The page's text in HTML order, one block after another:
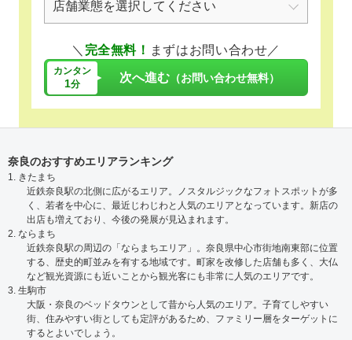
＼ 完全無料！ まずはお問い合わせ／
カンタン
1分 次へ進む （お問い合わせ無料）
奈良のおすすめエリアランキング
1. きたまち
近鉄奈良駅の北側に広がるエリア。ノスタルジックなフォトスポットが多
く、若者を中心に、最近じわじわと人気のエリアとなっています。新店の
出店も増えており、今後の発展が見込まれます。
2. ならまち
近鉄奈良駅の周辺の「ならまちエリア」。奈良県中心市街地南東部に位置
する、歴史的町並みを有する地域です。町家を改修した店舗も多く、大仏
など観光資源にも近いことから観光客にも非常に人気のエリアです。
3. 生駒市
大阪・奈良のベッドタウンとして昔から人気のエリア。子育てしやすい
街、住みやすい街としても定評があるため、ファミリー層をターゲットに
するとよいでしょう。